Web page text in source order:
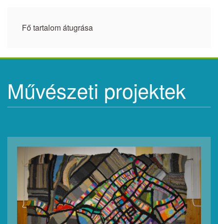
Fő tartalom átugrása
Művészeti projektek